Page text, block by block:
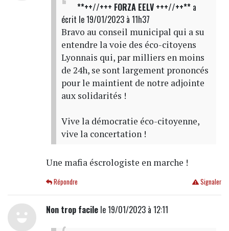
**++//+++ FORZA EELV +++//++**a
écrit le 19/01/2023 à 11h37
Bravo au conseil municipal qui a su
entendre la voie des éco-citoyens
Lyonnais qui, par milliers en moins
de 24h, se sont largement prononcés
pour le maintient de notre adjointe
aux solidarités !
Vive la démocratie éco-citoyenne,
vive la concertation !
Une mafia éscrologiste en marche !
Signaler
Répondre
Non trop facilele 19/01/2023 à 12:11